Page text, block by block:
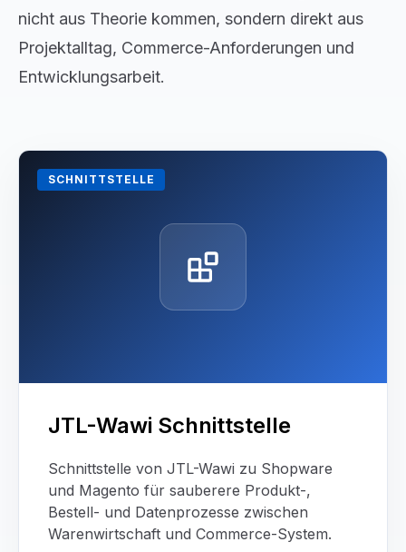
nicht aus Theorie kommen, sondern direkt aus
Projektalltag, Commerce-Anforderungen und
Entwicklungsarbeit.
SCHNITTSTELLE
JTL-Wawi Schnittstelle
Schnittstelle von JTL-Wawi zu Shopware
und Magento für sauberere Produkt-,
Bestell- und Datenprozesse zwischen
Warenwirtschaft und Commerce-System.